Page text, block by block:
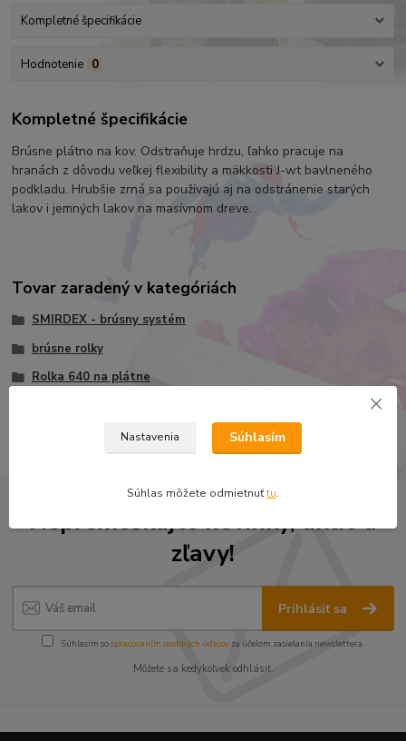
Kompletné špecifikácie
Hodnotenie 0
Kompletné špecifikácie
Brúsne plátno na kov. Odstraňuje hrdzu, ľahko pracuje na
hranách z dôvodu veľkej flexibility a mäkkosti J-wt bavlneného
podkladu. Hrubšie zrná sa používajú aj na odstránenie starých
lakov i jemných lakov na masívnom dreve.
Tovar zaradený v kategóriách
SMIRDEX - brúsny systém
brúsne rolky
Rolka 640 na plátne
Nepremeškajte novinky, akcie a
zľavy!
Prihlásiť sa
Súhlasím sospracovaním osobných údajov za účelom zasielania newslettera.
Môžete sa kedykoľvek odhlásiť.
Nastavenia Súhlasím
Súhlas môžete odmietnuťtu.